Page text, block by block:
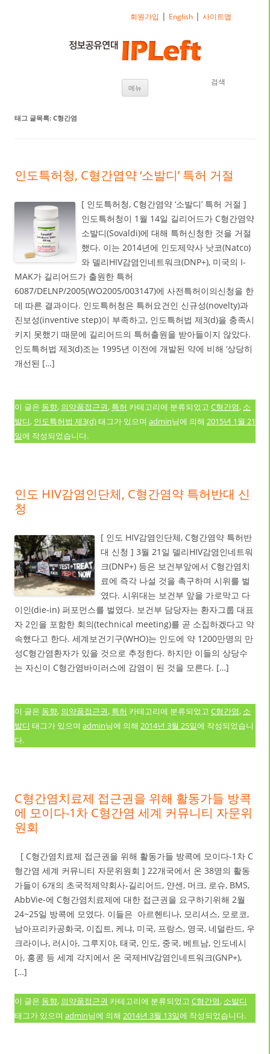
메뉴 내용으로 바로가기검색
회원가입 | English |사이트맵
태그 글목록: C형간염
인도특허청, C형간염약 ‘소발디’ 특허 거절
[ 인도특허청, C형간염약 ‘소발디’ 특허 거절 ]
인도특허청이 1월 14일 길리어드가 C형간염약
소발디(Sovaldi)에 대해 특허신청한 것을 거절
했다. 이는 2014년에 인도제약사 낫코(Natco)
와 델리HIV감염인네트워크(DNP+), 미국의 I-
MAK가 길리어드가 출원한 특허
6087/DELNP/2005(WO2005/003147)에 사전특허이의신청을 한
데 따른 결과이다. 인도특허청은 특허요건인 신규성(novelty)과
진보성(inventive step)이 부족하고, 인도특허법 제3(d)을 충족시
키지 못했기 때문에 길리어드의 특허출원을 받아들이지 않았다.
인도특허법 제3(d)조는 1995년 이전에 개발된 약에 비해 ‘상당히
개선된 […]
이 글은 동향, 의약품접근권, 특허 카테고리에 분류되었고 C형간염, 소
발디, 인도특허법 제3(d)태그가 있으며 admin님에 의해 2015년 1월 21
일에 작성되었습니다.
인도 HIV감염인단체, C형간염약 특허반대 신
청
[ 인도 HIV감염인단체, C형간염약 특허반
대 신청 ] 3월 21일 델리HIV감염인네트워
크(DNP+) 등은 보건부앞에서 C형간염치
료에 즉각 나설 것을 촉구하며 시위를 벌
였다. 시위대는 보건부 앞을 가로막고 다
이인(die-in) 퍼포먼스를 벌였다. 보건부 담당자는 환자그룹 대표
자 2인을 포함한 회의(technical meeting)를 곧 소집하겠다고 약
속했다고 한다. 세계보건기구(WHO)는 인도에 약 1200만명의 만
성C형간염환자가 있을 것으로 추정한다. 하지만 이들의 상당수
는 자신이 C형간염바이러스에 감염이 된 것을 모른다. […]
이 글은 동향, 의약품접근권, 특허 카테고리에 분류되었고 C형간염, 소
발디 태그가 있으며 admin님에 의해 2014년 3월 25일에 작성되었습니
다.
C형간염치료제 접근권을 위해 활동가들 방콕
에 모이다-1차 C형간염 세계 커뮤니티 자문위
원회
[ C형간염치료제 접근권을 위해 활동가들 방콕에 모이다-1차 C
형간염 세계 커뮤니티 자문위원회 ] 22개국에서 온 38명의 활동
가들이 6개의 초국적제약회사-길리어드, 얀센, 머크, 로슈, BMS,
AbbVie-에 C형간염치료제에 대한 접근권을 요구하기위해 2월
24~25일 방콕에 모였다. 이들은 아르헨티나, 모리셔스, 모로코,
남아프리카공화국, 이집트, 케냐, 미국, 프랑스, 영국, 네덜란드, 우
크라이나, 러시아, 그루지야, 태국, 인도, 중국, 베트남, 인도네시
아, 홍콩 등 세계 각지에서 온 국제HIV감염인네트워크(GNP+),
[…]
이 글은 동향, 의약품접근권 카테고리에 분류되었고 C형간염, 소발디
태그가 있으며 admin님에 의해 2014년 3월 13일에 작성되었습니다.